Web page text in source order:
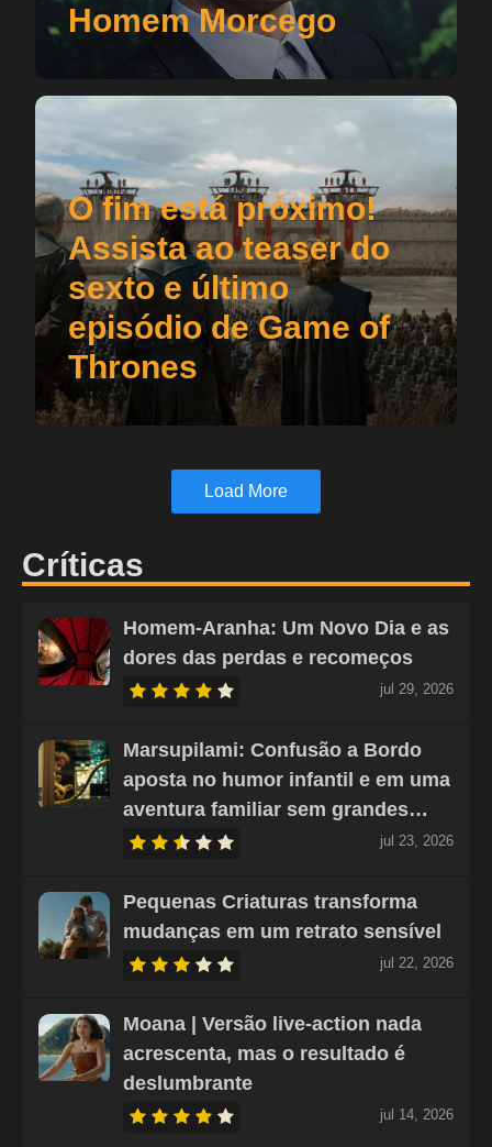
Homem Morcego
O fim está próximo!
Assista ao teaser do
sexto e último
episódio de Game of
Thrones
Load More
Críticas
Homem-Aranha: Um Novo Dia e as
dores das perdas e recomeços
jul 29, 2026
Marsupilami: Confusão a Bordo
aposta no humor infantil e em uma
aventura familiar sem grandes…
jul 23, 2026
Pequenas Criaturas transforma
mudanças em um retrato sensível
jul 22, 2026
Moana | Versão live-action nada
acrescenta, mas o resultado é
deslumbrante
jul 14, 2026